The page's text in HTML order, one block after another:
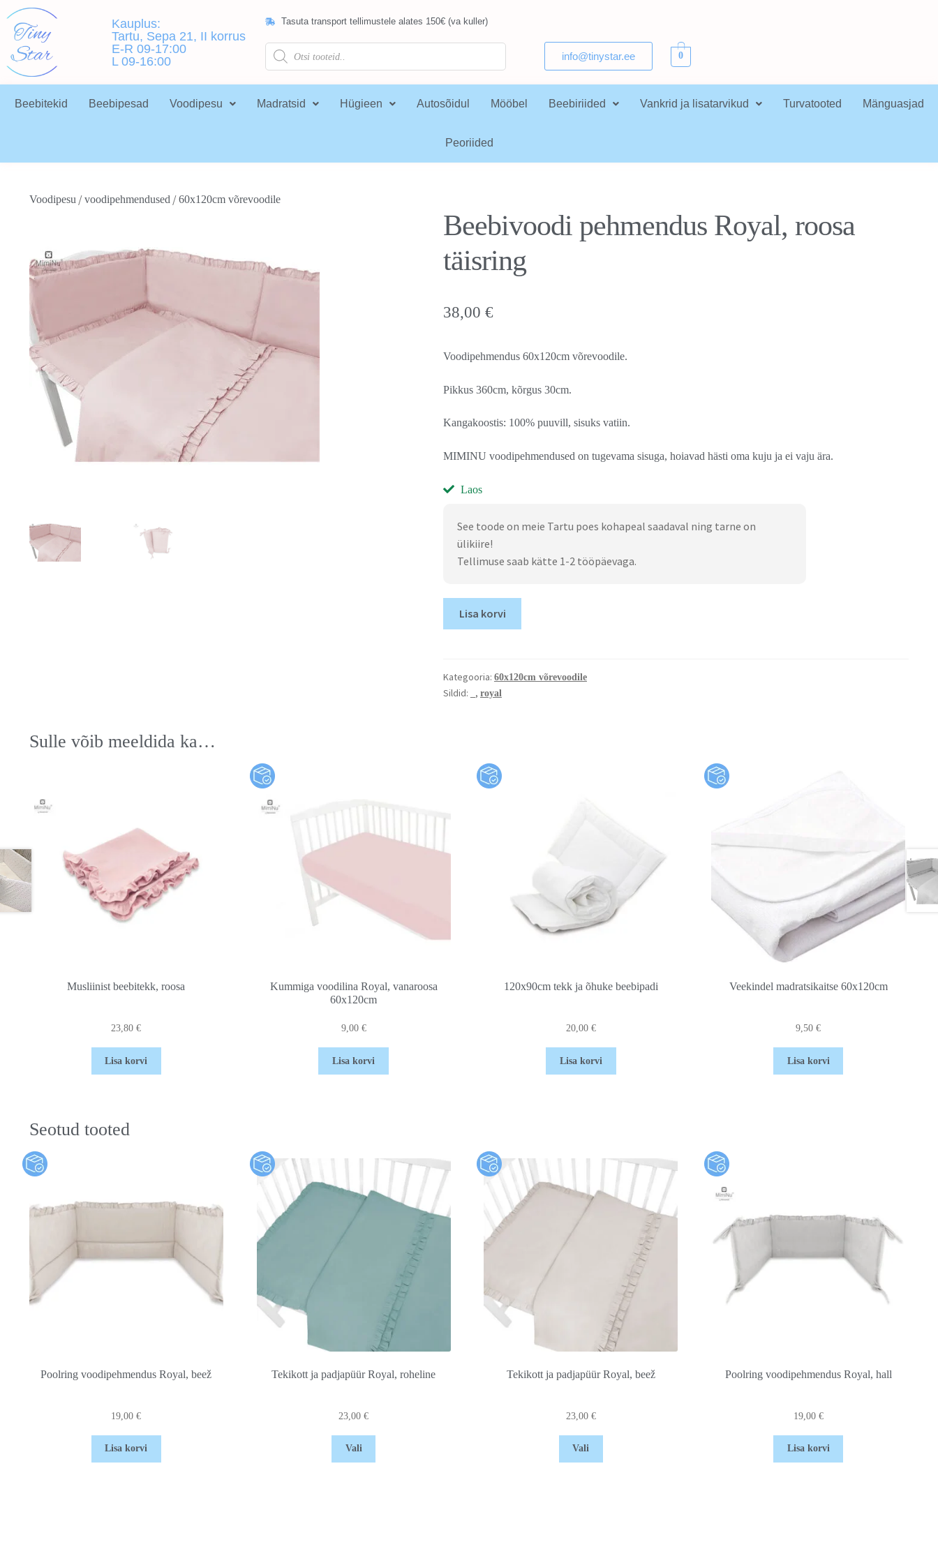
Kauplus:
Tartu, Sepa 21, II korrus
E-R 09-17:00
L 09-16:00
Tasuta transport tellimustele alates 150€ (va kuller)
info@tinystar.ee 0
Beebitekid Beebipesad Voodipesu Madratsid Hügieen Autosõidul Mööbel Beebiriided Vankrid ja lisatarvikud Turvatooted Mänguasjad
Peoriided
Voodipesu/voodipehmendused/60x120cm võrevoodile
Beebivoodi pehmendus Royal, roosa
täisring
38,00 €
Voodipehmendus 60x120cm võrevoodile.
Pikkus 360cm, kõrgus 30cm.
Kangakoostis: 100% puuvill, sisuks vatiin.
MIMINU voodipehmendused on tugevama sisuga, hoiavad hästi oma kuju ja ei vaju ära.
Laos
See toode on meie Tartu poes kohapeal saadaval ning tarne on
ülikiire!
Tellimuse saab kätte 1-2 tööpäevaga.
Lisa korvi
Kategooria: 60x120cm võrevoodile
Sildid: , royal
Sulle võib meeldida ka…
Musliinist beebitekk, roosa
23,80€
Lisa korvi
Kummiga voodilina Royal, vanaroosa
60x120cm
9,00 €
Lisa korvi
120x90cm tekk ja õhuke beebipadi
20,00 €
Lisa korvi
Veekindel madratsikaitse 60x120cm
9,50€
Lisa korvi
Seotud tooted
Poolring voodipehmendus Royal, beež
19,00€
Lisa korvi
Tekikott ja padjapüür Royal, roheline
23,00€
Vali
Tekikott ja padjapüür Royal, beež
23,00 €
Vali
Poolring voodipehmendus Royal, hall
19,00 €
Lisa korvi